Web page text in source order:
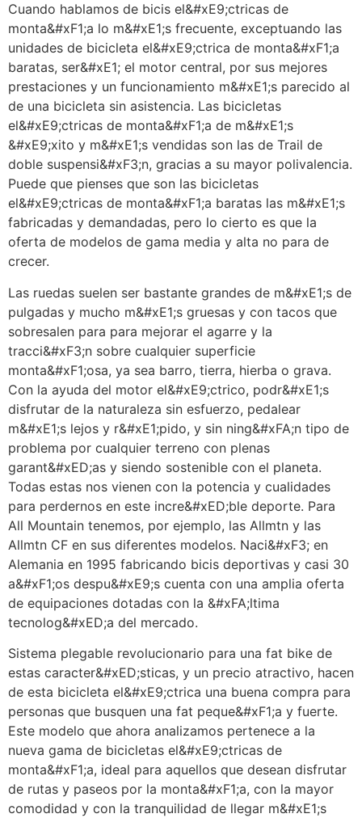
Cuando hablamos de bicis el&#xE9;ctricas de
monta&#xF1;a lo m&#xE1;s frecuente, exceptuando las
unidades de bicicleta el&#xE9;ctrica de monta&#xF1;a
baratas, ser&#xE1; el motor central, por sus mejores
prestaciones y un funcionamiento m&#xE1;s parecido al
de una bicicleta sin asistencia. Las bicicletas
el&#xE9;ctricas de monta&#xF1;a de m&#xE1;s
&#xE9;xito y m&#xE1;s vendidas son las de Trail de
doble suspensi&#xF3;n, gracias a su mayor polivalencia.
Puede que pienses que son las bicicletas
el&#xE9;ctricas de monta&#xF1;a baratas las m&#xE1;s
fabricadas y demandadas, pero lo cierto es que la
oferta de modelos de gama media y alta no para de
crecer.
Las ruedas suelen ser bastante grandes de m&#xE1;s de
pulgadas y mucho m&#xE1;s gruesas y con tacos que
sobresalen para para mejorar el agarre y la
tracci&#xF3;n sobre cualquier superficie
monta&#xF1;osa, ya sea barro, tierra, hierba o grava.
Con la ayuda del motor el&#xE9;ctrico, podr&#xE1;s
disfrutar de la naturaleza sin esfuerzo, pedalear
m&#xE1;s lejos y r&#xE1;pido, y sin ning&#xFA;n tipo de
problema por cualquier terreno con plenas
garant&#xED;as y siendo sostenible con el planeta.
Todas estas nos vienen con la potencia y cualidades
para perdernos en este incre&#xED;ble deporte. Para
All Mountain tenemos, por ejemplo, las Allmtn y las
Allmtn CF en sus diferentes modelos. Naci&#xF3; en
Alemania en 1995 fabricando bicis deportivas y casi 30
a&#xF1;os despu&#xE9;s cuenta con una amplia oferta
de equipaciones dotadas con la &#xFA;ltima
tecnolog&#xED;a del mercado.
Sistema plegable revolucionario para una fat bike de
estas caracter&#xED;sticas, y un precio atractivo, hacen
de esta bicicleta el&#xE9;ctrica una buena compra para
personas que busquen una fat peque&#xF1;a y fuerte.
Este modelo que ahora analizamos pertenece a la
nueva gama de bicicletas el&#xE9;ctricas de
monta&#xF1;a, ideal para aquellos que desean disfrutar
de rutas y paseos por la monta&#xF1;a, con la mayor
comodidad y con la tranquilidad de llegar m&#xE1;s